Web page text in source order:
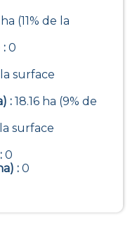
(11% de la
: 0
la surface
: 18.16 ha (9% de
surface
0
: 0